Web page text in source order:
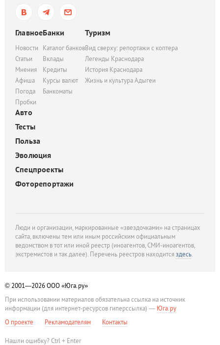
Главное
Новости
Статьи
Мнения
Афиша
Погода
Пробки
Банки
Каталог банков
Вклады
Кредиты
Курсы валют
Банкоматы
Туризм
Вид сверху: репортажи с коптера
Легенды Краснодара
История Краснодара
Жизнь и культура Адыгеи
Авто
Тесты
Польза
Эволюция
Спецпроекты
Фоторепортажи
Люди и организации, маркированные «звездочками» на страницах
сайта, включены тем или иным российским официальным
ведомством в тот или иной реестр (иноагентов, СМИ-иноагентов,
экстремистов и так далее). Перечень реестров находитсяздесь.
© 2001—2026ООО «Юга.ру»
При использовании материалов обязательна ссылка на источник
информации (для интернет-ресурсов гиперссылка) — Юга.ру
О проекте
Рекламодателям Контакты
Нашли ошибку? Ctrl + Enter